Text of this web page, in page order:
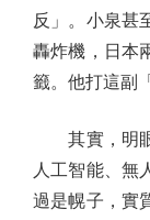
反」。小泉甚
轟炸機，日本
籤。他打這副
其實，明眼
人工智能、無
過是幌子，實